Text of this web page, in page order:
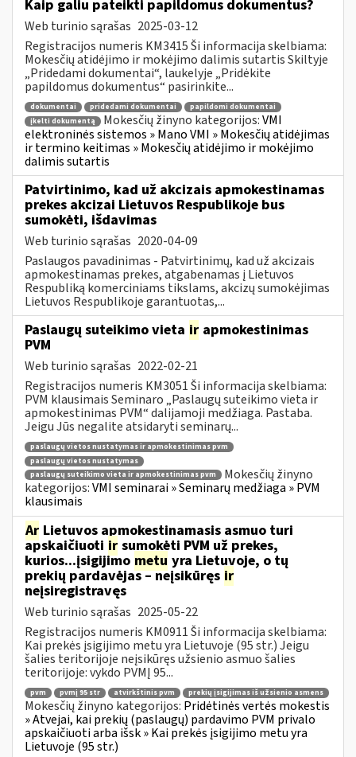
Kaip galiu pateikti papildomus dokumentus?
Web turinio sąrašas 2025-03-12
Registracijos numeris KM3415 Ši informacija skelbiama:
Mokesčių atidėjimo ir mokėjimo dalimis sutartis Skiltyje
„Pridedami dokumentai“, laukelyje „Pridėkite
papildomus dokumentus“ pasirinkite...
dokumentai pridedami dokumentai
papildomi dokumentai
įkelti dokumentą
Mokesčių žinyno kategorijos:VMI
elektroninės sistemos » Mano VMI » Mokesčių atidėjimas
ir termino keitimas » Mokesčių atidėjimo ir mokėjimo
dalimis sutartis
Patvirtinimo, kad už akcizais apmokestinamas
prekes akcizai Lietuvos Respublikoje bus
sumokėti, išdavimas
Web turinio sąrašas 2020-04-09
Paslaugos pavadinimas - Patvirtinimų, kad už akcizais
apmokestinamas prekes, atgabenamas į Lietuvos
Respubliką komerciniams tikslams, akcizų sumokėjimas
Lietuvos Respublikoje garantuotas,...
Paslaugų suteikimo vieta ir apmokestinimas
PVM
Web turinio sąrašas 2022-02-21
Registracijos numeris KM3051 Ši informacija skelbiama:
PVM klausimais Seminaro „Paslaugų suteikimo vieta ir
apmokestinimas PVM“ dalijamoji medžiaga. Pastaba.
Jeigu Jūs negalite atsidaryti seminarų...
paslaugų vietos nustatymas ir apmokestinimas pvm
paslaugų vietos nustatymas
paslaugų suteikimo vieta ir apmokestinimas pvm
Mokesčių žinyno
kategorijos:VMI seminarai » Seminarų medžiaga » PVM
klausimais
Ar Lietuvos apmokestinamasis asmuo turi
apskaičiuoti ir sumokėti PVM už prekes,
kurios...įsigijimo metu yra Lietuvoje, o tų
prekių pardavėjas – neįsikūręs ir
neįsiregistravęs
Web turinio sąrašas 2025-05-22
Registracijos numeris KM0911 Ši informacija skelbiama:
Kai prekės įsigijimo metu yra Lietuvoje (95 str.) Jeigu
šalies teritorijoje neįsikūręs užsienio asmuo šalies
teritorijoje: vykdo PVMĮ 95...
pvm pvmį 95 str atvirkštinis pvm prekių įsigijimas iš užsienio asmens
Mokesčių žinyno kategorijos: Pridėtinės vertės mokestis
» Atvejai, kai prekių (paslaugų) pardavimo PVM privalo
apskaičiuoti arba išsk » Kai prekės įsigijimo metu yra
Lietuvoje (95 str.)